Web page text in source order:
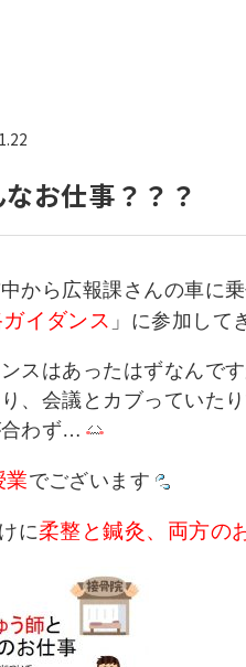
お仕事？？？
から広報課さんの車に乗
イダンス 」に参加して
スはあったはずなんです
、会議とカブっていたり
合わず…
業でございます
に柔整と鍼灸、両方の